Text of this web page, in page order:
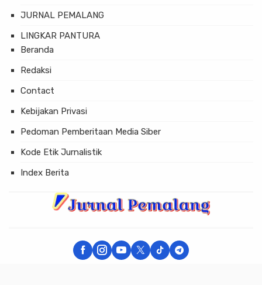
JURNAL PEMALANG
LINGKAR PANTURA
Beranda
Redaksi
Contact
Kebijakan Privasi
Pedoman Pemberitaan Media Siber
Kode Etik Jurnalistik
Index Berita